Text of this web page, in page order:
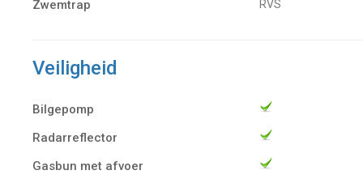
Zwemtrap RVS
Veiligheid
Bilgepomp
Radarreflector
Gasbun met afvoer